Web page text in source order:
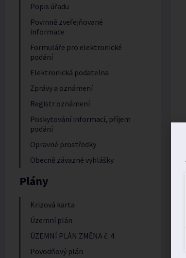
Popis úřadu
Povinně zveřejňované
informace
Formuláře pro elektronické
podání
Elektronická podatelna
Zprávy a oznámení
Registr oznámení
Poskytování informací, příjem
podání
Opravné prostředky
Obecně závazné vyhlášky
Plány
Krizová karta
Územní plán
ÚZEMNÍ PLÁN ZMĚNA č. 4.
Povodňový plán